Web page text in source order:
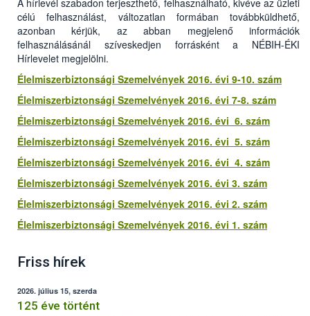
A hírlevél szabadon terjeszthető, felhasználható, kivéve az üzleti
célú felhasználást, változatlan formában továbbküldhető,
azonban kérjük, az abban megjelenő információk
felhasználásánál szíveskedjen forrásként a NÉBIH-ÉKI
Hírlevelet megjelölni.
Élelmiszerbiztonsági Szemelvények 2016. évi 9-10. szám
Élelmiszerbiztonsági Szemelvények 2016. évi 7-8. szám
Élelmiszerbiztonsági Szemelvények 2016. évi 6. szám
Élelmiszerbiztonsági Szemelvények 2016. évi 5. szám
Élelmiszerbiztonsági Szemelvények 2016. évi 4. szám
Élelmiszerbiztonsági Szemelvények 2016. évi 3. szám
Élelmiszerbiztonsági Szemelvények 2016. évi 2. szám
Élelmiszerbiztonsági Szemelvények 2016. évi 1. szám
Friss hírek
2026. július 15, szerda
125 éve történt